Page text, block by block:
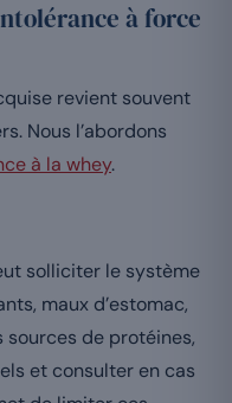
à force
revient souvent
Nous l’abordons
à la whey.
solliciter le système
maux d’estomac,
sources de protéines,
et consulter en cas